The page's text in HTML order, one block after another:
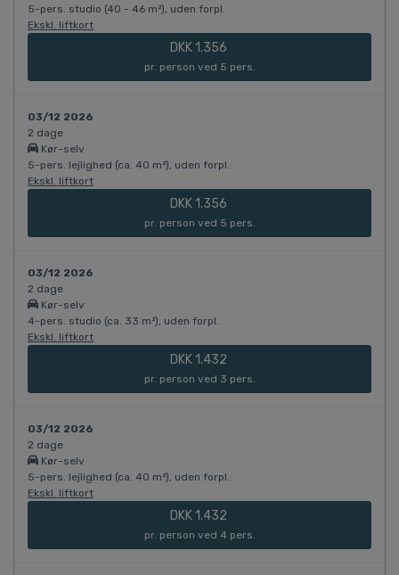
5-pers. studio (40 - 46 m²), uden forpl.
Ekskl. liftkort
DKK 1.356
pr. person ved 5 pers.
03/12 2026
2 dage
Kør-selv
5-pers. lejlighed (ca. 40 m²), uden forpl.
Ekskl. liftkort
DKK 1.356
pr. person ved 5 pers.
03/12 2026
2 dage
Kør-selv
4-pers. studio (ca. 33 m²), uden forpl.
Ekskl. liftkort
DKK 1.432
pr. person ved 3 pers.
03/12 2026
2 dage
Kør-selv
5-pers. lejlighed (ca. 40 m²), uden forpl.
Ekskl. liftkort
DKK 1.432
pr. person ved 4 pers.